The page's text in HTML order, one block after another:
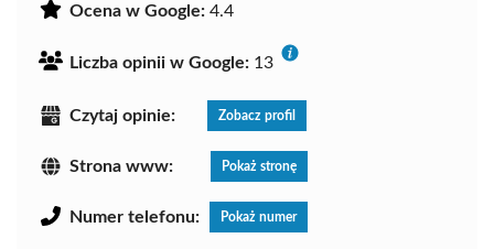
Ocena w Google: 4.4
Liczba opinii w Google: 13
Czytaj opinie: Zobacz profil
Strona www: Pokaż stronę
Numer telefonu: Pokaż numer